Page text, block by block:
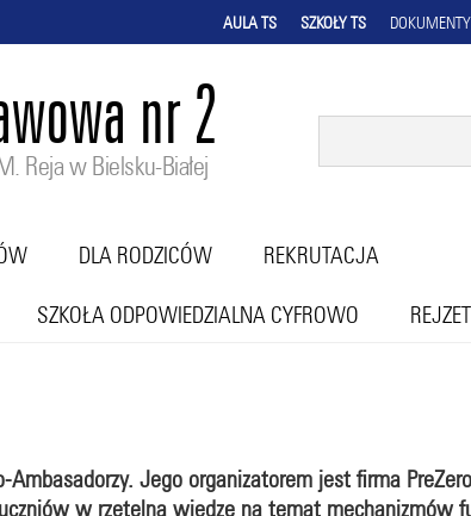
AULA TS SZKOŁY TS DOKUMENTY
nr 2
Reja w Bielsku-Białej
DLA RODZICÓW REKRUTACJA
SZKOŁA ODPOWIEDZIALNA CYFROWO
Jego organizatorem jest firma
w rzetelną wiedzę na temat mechanizmów